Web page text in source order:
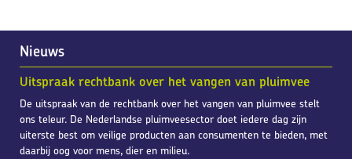
Nieuws
Uitspraak rechtbank over het vangen van pluimvee
De uitspraak van de rechtbank over het vangen van pluimvee stelt
ons teleur. De Nederlandse pluimveesector doet iedere dag zijn
uiterste best om veilige producten aan consumenten te bieden, met
daarbij oog voor mens, dier en milieu.